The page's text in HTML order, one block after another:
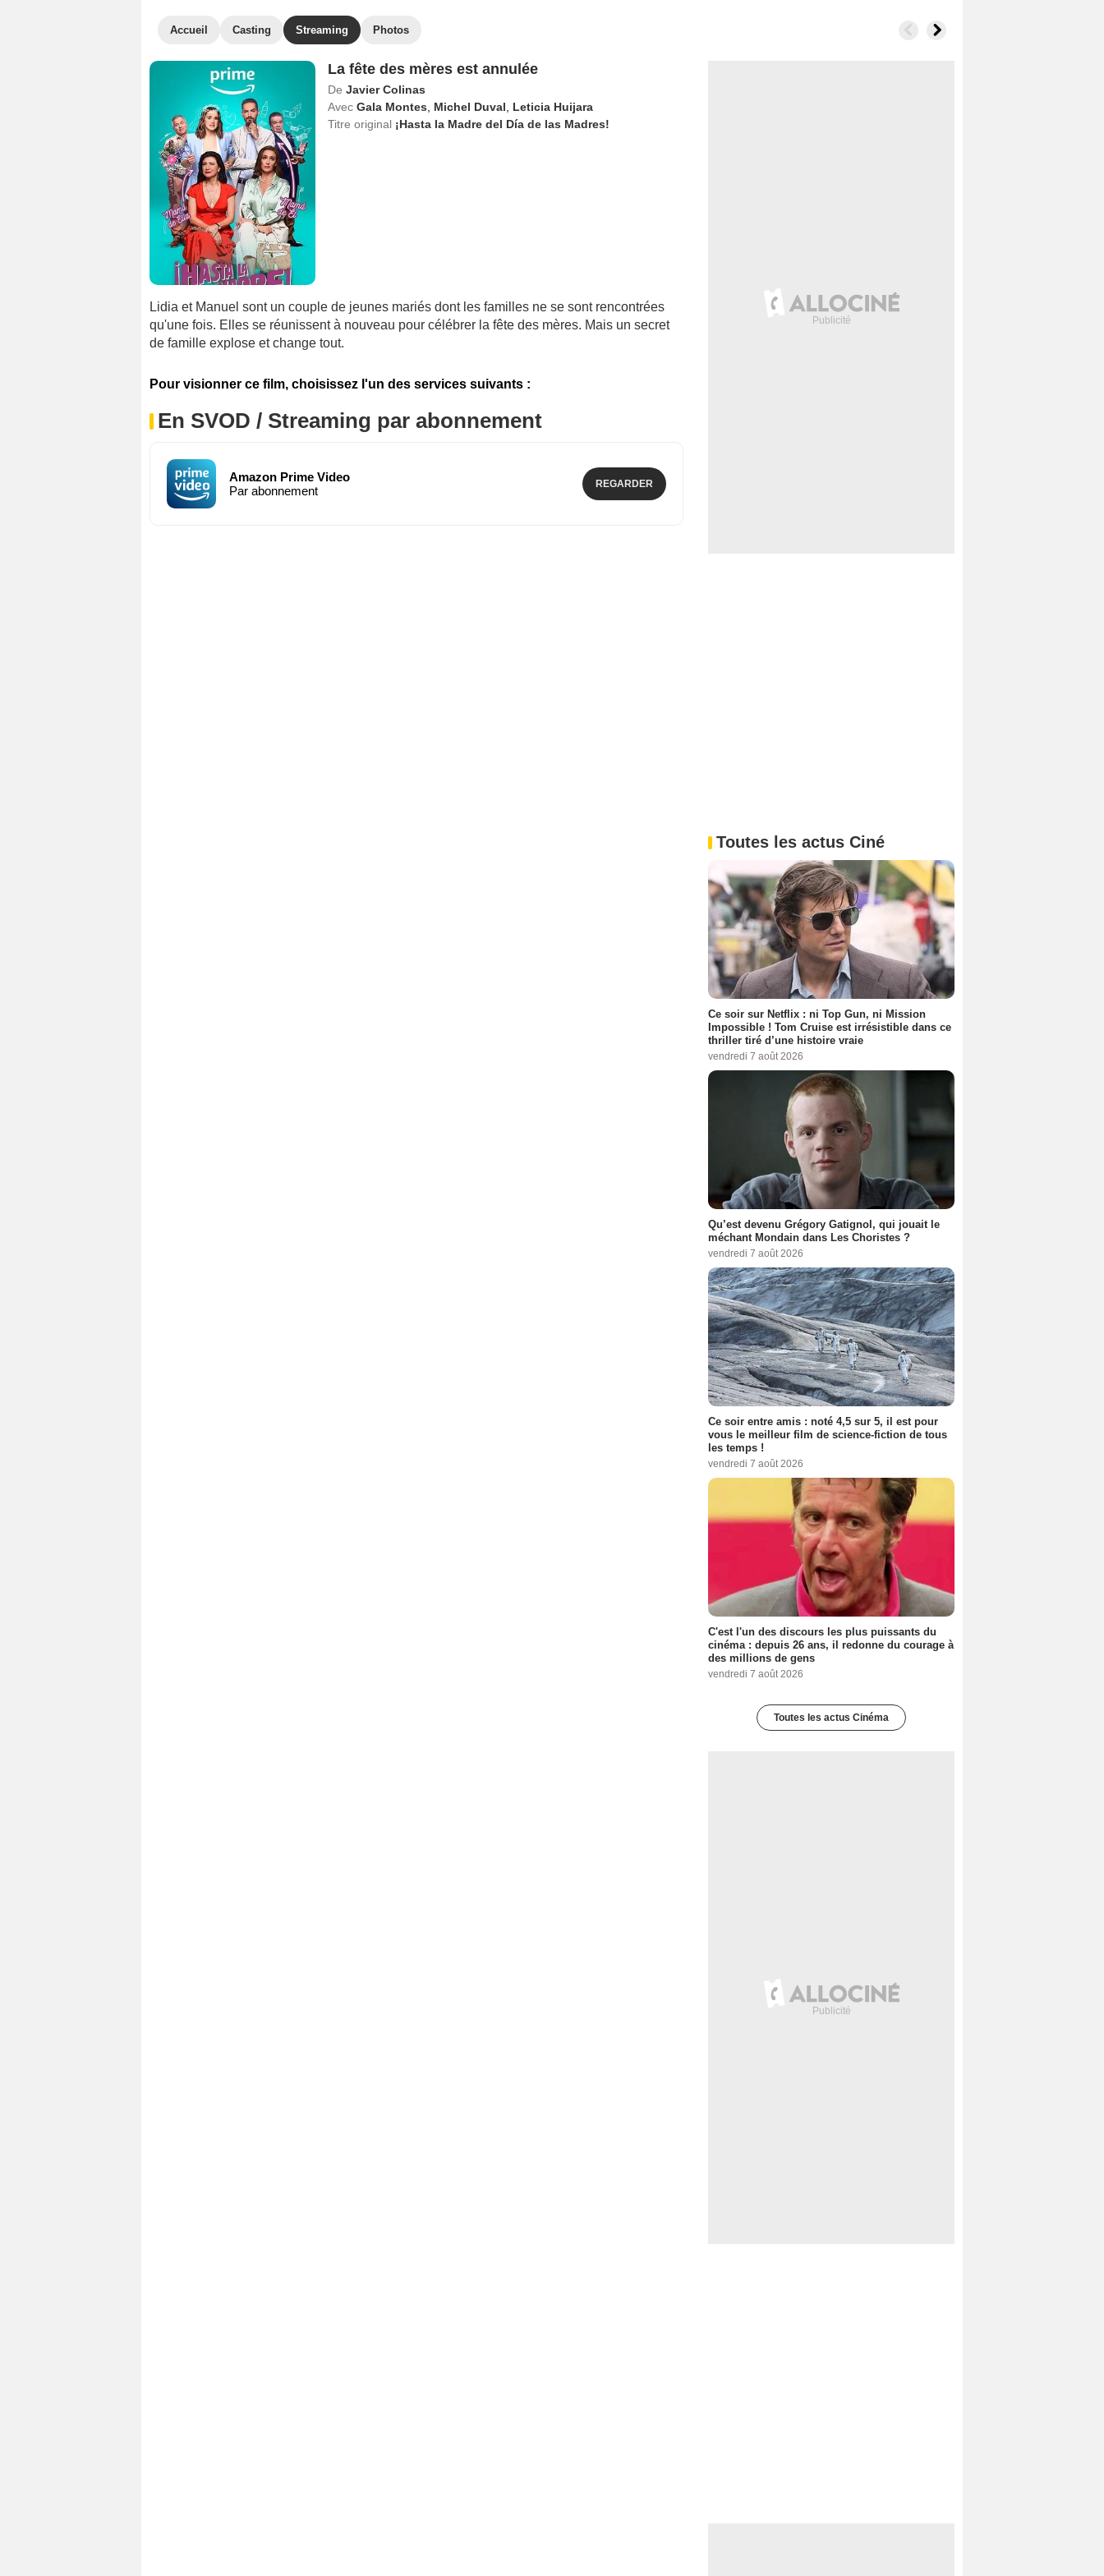
Accueil Casting Streaming Photos
La fête des mères est annulée
De Javier Colinas
Avec Gala Montes Michel Duval
Leticia Huijara
Titre original ¡Hasta la Madre del Día de las Madres!
Lidia et Manuel sont un couple de jeunes mariés dont les familles ne se sont rencontrées
qu'une fois. Elles se réunissent à nouveau pour célébrer la fête des mères. Mais un secret
de famille explose et change tout.
Pour visionner ce film, choisissez l'un des services suivants :
En SVOD / Streaming par abonnement
Amazon Prime Video
Par abonnement
REGARDER
Toutes les actus Ciné
Ce soir sur Netflix : ni Top Gun, ni Mission
Impossible ! Tom Cruise est irrésistible dans ce
thriller tiré d’une histoire vraie
vendredi 7 août 2026
Qu’est devenu Grégory Gatignol, qui jouait le
méchant Mondain dans Les Choristes ?
vendredi 7 août 2026
Ce soir entre amis : noté 4,5 sur 5, il est pour
vous le meilleur film de science-fiction de tous
les temps !
vendredi 7 août 2026
C'est l'un des discours les plus puissants du
cinéma : depuis 26 ans, il redonne du courage à
des millions de gens
vendredi 7 août 2026
Toutes les actus Cinéma